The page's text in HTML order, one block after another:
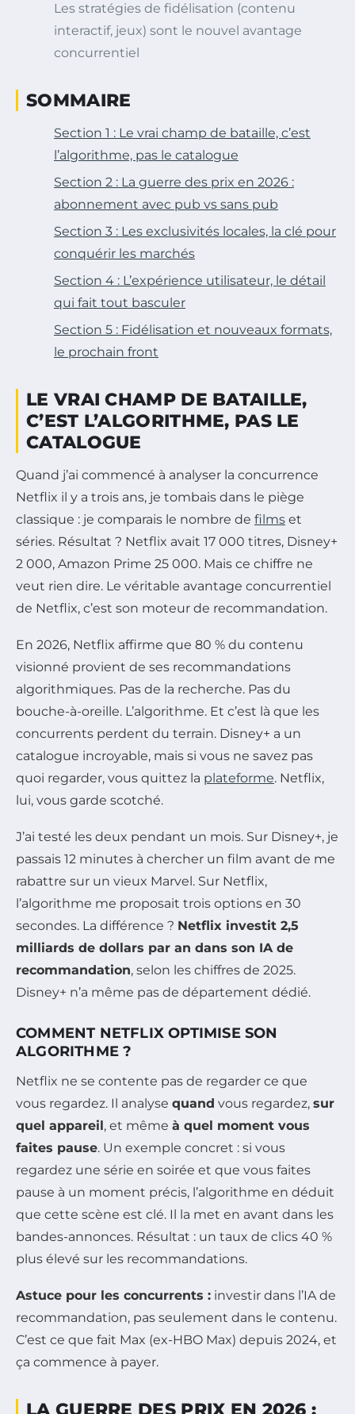
Les stratégies de fidélisation (contenu
interactif, jeux) sont le nouvel avantage
concurrentiel
SOMMAIRE
Section 1 : Le vrai champ de bataille, c’est
l’algorithme, pas le catalogue
Section 2 : La guerre des prix en 2026 :
abonnement avec pub vs sans pub
Section 3 : Les exclusivités locales, la clé pour
conquérir les marchés
Section 4 : L’expérience utilisateur, le détail
qui fait tout basculer
Section 5 : Fidélisation et nouveaux formats,
le prochain front
LE VRAI CHAMP DE BATAILLE,
C’EST L’ALGORITHME, PAS LE
CATALOGUE
Quand j’ai commencé à analyser la concurrence
Netflix il y a trois ans, je tombais dans le piège
classique : je comparais le nombre de films et
séries. Résultat ? Netflix avait 17 000 titres, Disney+
2 000, Amazon Prime 25 000. Mais ce chiffre ne
veut rien dire. Le véritable avantage concurrentiel
de Netflix, c’est son moteur de recommandation.
En 2026, Netflix affirme que 80 % du contenu
visionné provient de ses recommandations
algorithmiques. Pas de la recherche. Pas du
bouche-à-oreille. L’algorithme. Et c’est là que les
concurrents perdent du terrain. Disney+ a un
catalogue incroyable, mais si vous ne savez pas
quoi regarder, vous quittez la plateforme. Netflix,
lui, vous garde scotché.
J’ai testé les deux pendant un mois. Sur Disney+, je
passais 12 minutes à chercher un film avant de me
rabattre sur un vieux Marvel. Sur Netflix,
l’algorithme me proposait trois options en 30
secondes. La différence ? Netflix investit 2,5
milliards de dollars par an dans son IA de
recommandation, selon les chiffres de 2025.
Disney+ n’a même pas de département dédié.
COMMENT NETFLIX OPTIMISE SON
ALGORITHME ?
Netflix ne se contente pas de regarder ce que
vous regardez. Il analyse quand vous regardez, sur
quel appareil, et même à quel moment vous
faites pause. Un exemple concret : si vous
regardez une série en soirée et que vous faites
pause à un moment précis, l’algorithme en déduit
que cette scène est clé. Il la met en avant dans les
bandes-annonces. Résultat : un taux de clics 40 %
plus élevé sur les recommandations.
Astuce pour les concurrents : investir dans l’IA de
recommandation, pas seulement dans le contenu.
C’est ce que fait Max (ex-HBO Max) depuis 2024, et
ça commence à payer.
LA GUERRE DES PRIX EN 2026 :